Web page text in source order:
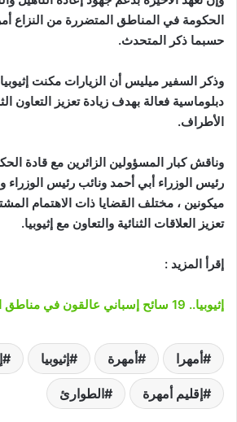
الحكومة في المناطق المتضررة من النزاع
حسبما ذكر المتحدث.
وذكر السفير ميليس أن الزيارات مكنت
دبلوماسية فعالة بهدف زيادة تعزيز التعاون
الأطراف.
وناقش كبار المسؤولين الزائرين مع قادة
رئيس الوزراء أبي أحمد ونائب رئيس الوزراء
ميكونين ، مختلف القضايا ذات الاهتمام
تعزيز العلاقات الثنائية والتعاون مع إثيوبيا.
إقرأ المزيد :
إثيوبيا.. 19 سائح إسباني عالقون في مناطق القتال مع قوات الأمهرة
أمهرا أمهرة إثيوبيا
إقليم أمهرة الطوارئ